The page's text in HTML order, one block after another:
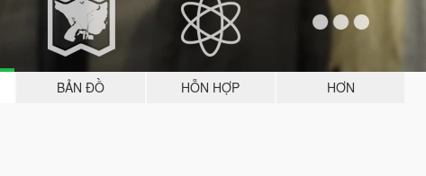
BẢN ĐỒ HỖN HỢP HƠN